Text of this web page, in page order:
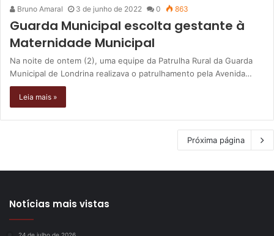
Bruno Amaral 3 de junho de 2022 0 863
Guarda Municipal escolta gestante à
Maternidade Municipal
Na noite de ontem (2), uma equipe da Patrulha Rural da Guarda
Municipal de Londrina realizava o patrulhamento pela Avenida…
Leia mais »
Próxima página
Notícias mais vistas
24 de julho de 2026